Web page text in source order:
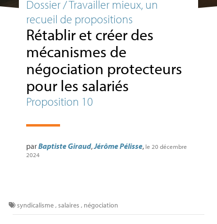
Dossier / Travailler mieux, un
recueil de propositions
Rétablir et créer des
mécanismes de
négociation protecteurs
pour les salariés
Proposition 10
parBaptiste Giraud,Jérôme Pélisse, le 20 décembre
2024
syndicalisme,salaires , négociation